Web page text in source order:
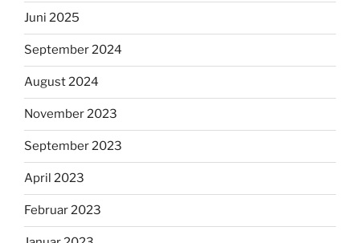
Juni 2025
September 2024
August 2024
November 2023
September 2023
April 2023
Februar 2023